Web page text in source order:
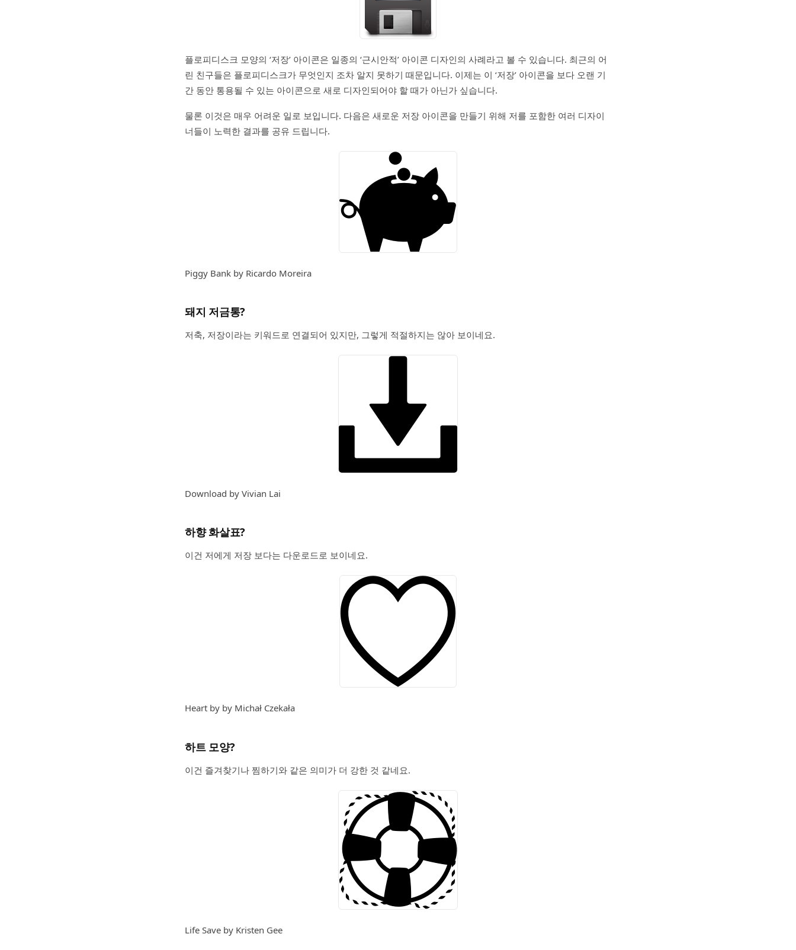
플로피디스크 모양의 ‘저장’ 아이콘은 일종의 ‘근시안적’ 아이콘 디자인의 사례라고 볼 수 있습니다. 최근의 어
린 친구들은 플로피디스크가 무엇인지 조차 알지 못하기 때문입니다. 이제는 이 ‘저장’ 아이콘을 보다 오랜 기
간 동안 통용될 수 있는 아이콘으로 새로 디자인되어야 할 때가 아닌가 싶습니다.
물론 이것은 매우 어려운 일로 보입니다. 다음은 새로운 저장 아이콘을 만들기 위해 저를 포함한 여러 디자이
너들이 노력한 결과를 공유 드립니다.
Piggy Bank by Ricardo Moreira
돼지 저금통?
저축, 저장이라는 키워드로 연결되어 있지만, 그렇게 적절하지는 않아 보이네요.
Download by Vivian Lai
하향 화살표?
이건 저에게 저장 보다는 다운로드로 보이네요.
Heart by by Michał Czekała
하트 모양?
이건 즐겨찾기나 찜하기와 같은 의미가 더 강한 것 같네요.
Life Save by Kristen Gee